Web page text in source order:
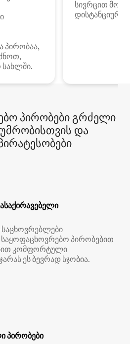
პირობაა,
სივრცით
დისტანციური
პირობები გრძელი
და
პირობებით
კომფორტული
ეს ბევრად სჯობია.
პირობები